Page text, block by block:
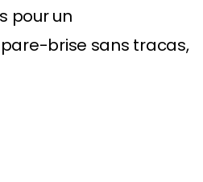
pour un
brise sans tracas,